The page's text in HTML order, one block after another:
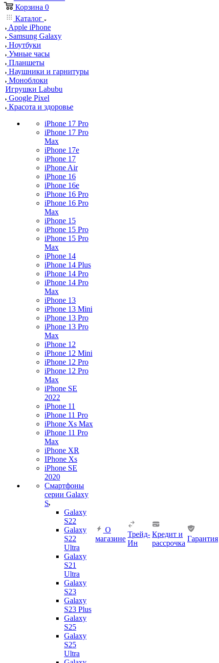
Корзина 0
Каталог
Apple iPhone
Samsung Galaxy
Ноутбуки
Умные часы
Планшеты
Наушники и гарнитуры
Моноблоки
Игрушки Labubu
Google Pixel
Красота и здоровье
iPhone 17 Pro
iPhone 17 Pro
Max
iPhone 17e
iPhone 17
iPhone Air
iPhone 16
iPhone 16e
iPhone 16 Pro
iPhone 16 Pro
Max
iPhone 15
iPhone 15 Pro
iPhone 15 Pro
Max
iPhone 14
iPhone 14 Plus
iPhone 14 Pro
iPhone 14 Pro
Max
iPhone 13
iPhone 13 Mini
iPhone 13 Pro
iPhone 13 Pro
Max
iPhone 12
iPhone 12 Mini
iPhone 12 Pro
iPhone 12 Pro
Max
iPhone SE
2022
iPhone 11
iPhone 11 Pro
iPhone Xs Max
iPhone 11 Pro
Max
iPhone XR
IPhone Xs
iPhone SE
2020
Смартфоны
серии Galaxy
S
Galaxy
S22
Galaxy
S22
Ultra
Galaxy
S21
Ultra
Galaxy
S23
Galaxy
S23 Plus
Galaxy
S25
Galaxy
S25
Ultra
О
магазине
Трейд-
Ин
Кредит и
рассрочка
Гарантия